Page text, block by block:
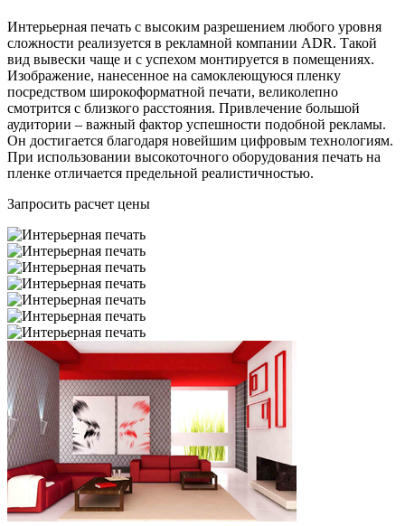
Интерьерная печать с высоким разрешением любого уровня
сложности реализуется в рекламной компании ADR. Такой
вид вывески чаще и с успехом монтируется в помещениях.
Изображение, нанесенное на самоклеющуюся пленку
посредством широкоформатной печати, великолепно
смотрится с близкого расстояния. Привлечение большой
аудитории – важный фактор успешности подобной рекламы.
Он достигается благодаря новейшим цифровым технологиям.
При использовании высокоточного оборудования печать на
пленке отличается предельной реалистичностью.
Запросить расчет цены